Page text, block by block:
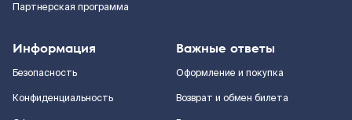
Партнерская программа
Информация
Безопасность
Конфиденциальность
Важные ответы
Оформление и покупка
Возврат и обмен билета